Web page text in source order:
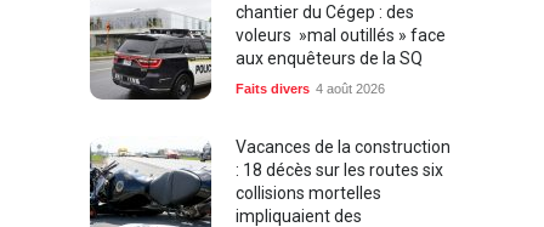
chantier du Cégep : des
voleurs »mal outillés » face
aux enquêteurs de la SQ
Faits divers 4 août 2026
Vacances de la construction
: 18 décès sur les routes six
collisions mortelles
impliquaient des